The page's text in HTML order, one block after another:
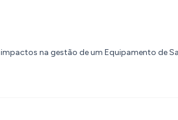
na gestão de um Equipamento de